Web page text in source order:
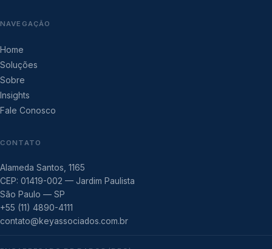
NAVEGAÇÃO
Home
Soluções
Sobre
Insights
Fale Conosco
CONTATO
Alameda Santos, 1165
CEP: 01419-002 — Jardim Paulista
São Paulo — SP
+55 (11) 4890-4111
contato@keyassociados.com.br